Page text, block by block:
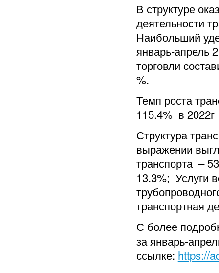
В структуре
деятельности
Наибольший
январь-апрель
торговли
%.
Темп роста
115.4% в
Структура
выражении
транспорта –
13.3%; Услуги
транспортная
С более
за январь-
ссылке: https://